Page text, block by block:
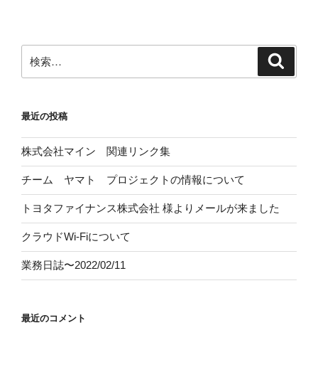
索:
最近の投稿
株式会社マイン 関連リンク集
チーム ヤマト プロジェクトの情報について
トヨタファイナンス株式会社 様よりメールが来ました
クラウドWi-Fiについて
業務日誌〜2022/02/11
最近のコメント